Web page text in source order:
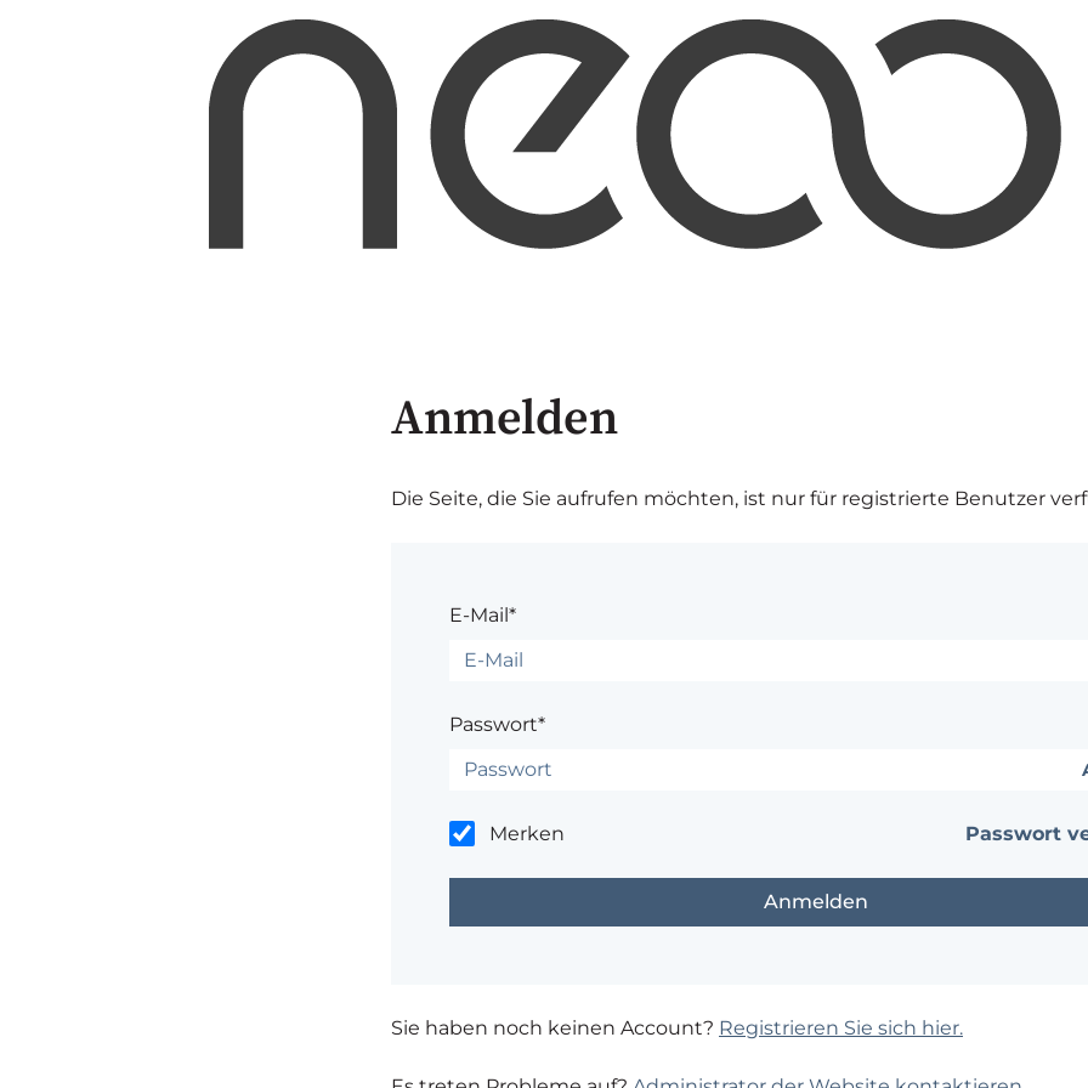
Anmelden
Die Seite, die Sie aufrufen möchten, ist nur für registrierte Benutzer
E-Mail*
Passwort*
Merken Passwort
Sie haben noch keinen Account? Registrieren Sie sich hier.